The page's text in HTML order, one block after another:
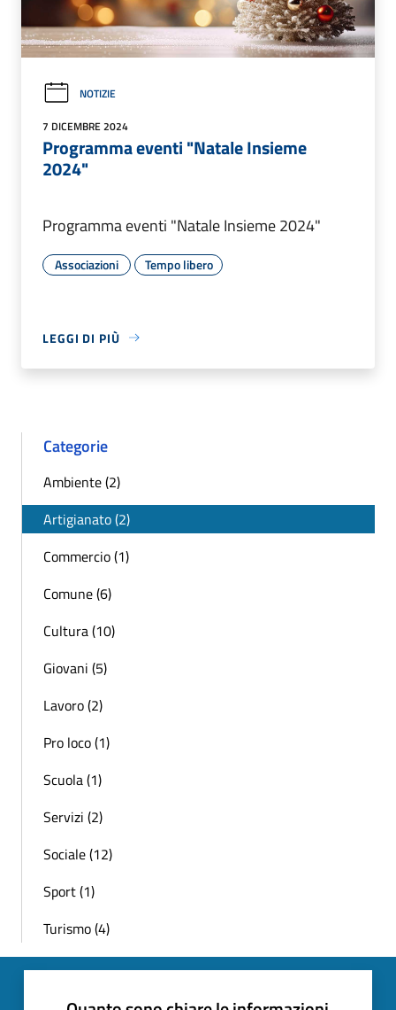
NOTIZIE
7 DICEMBRE 2024
Programma eventi "Natale Insieme
2024"
Programma eventi "Natale Insieme 2024"
Associazioni Tempo libero
LEGGI DI PIÙ
Categorie
Ambiente (2)
Artigianato (2)
Commercio (1)
Comune (6)
Cultura (10)
Giovani (5)
Lavoro (2)
Pro loco (1)
Scuola (1)
Servizi (2)
Sociale (12)
Sport (1)
Turismo (4)